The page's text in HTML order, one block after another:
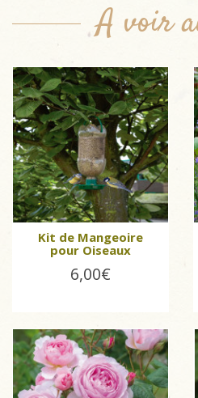
A voir
Kit de Mangeoire
pour Oiseaux
6,00€